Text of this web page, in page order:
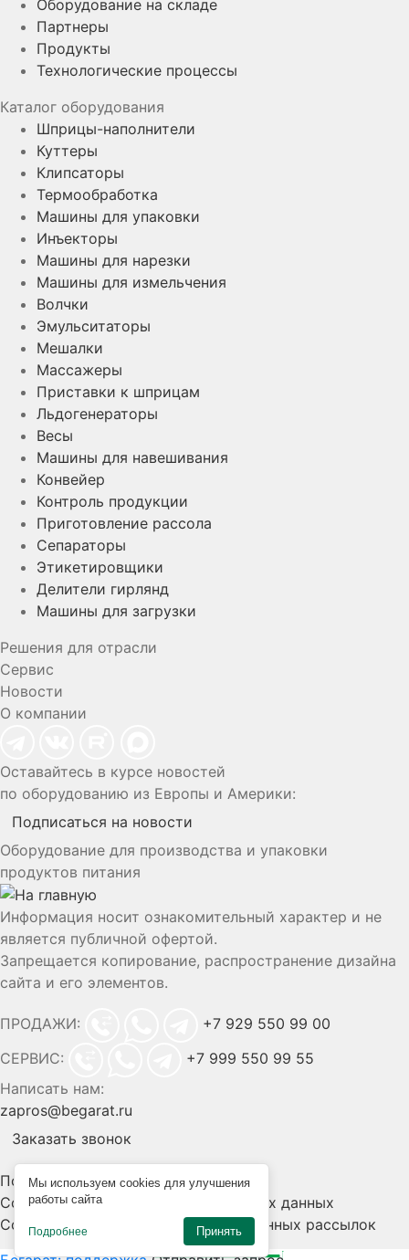
Мы используем cookies для улучшения
работы сайта
Подробнее Принять
Оборудование на складе
Партнеры
Продукты
Технологические процессы
Каталог оборудования
Шприцы-наполнители
Куттеры
Клипсаторы
Термообработка
Машины для упаковки
Инъекторы
Машины для нарезки
Машины для измельчения
Волчки
Эмульситаторы
Мешалки
Массажеры
Приставки к шприцам
Льдогенераторы
Весы
Машины для навешивания
Конвейер
Контроль продукции
Приготовление рассола
Сепараторы
Этикетировщики
Делители гирлянд
Машины для загрузки
Решения для отрасли
Сервис
Новости
О компании
Оставайтесь в курсе новостей
по оборудованию из Европы и Америки:
Подписаться на новости
Оборудование для производства и упаковки
продуктов питания
Информация носит ознакомительный характер и не
является публичной офертой.
Запрещается копирование, распространение дизайна
сайта и его элементов.
ПРОДАЖИ:
+7 929 550 99 00
СЕРВИС:
+7 999 550 99 55
Написать нам:
zapros@begarat.ru
Заказать звонок
Политика конфиденциальности
Согласие на обработку персональных данных
Согласие на получение информационных рассылок